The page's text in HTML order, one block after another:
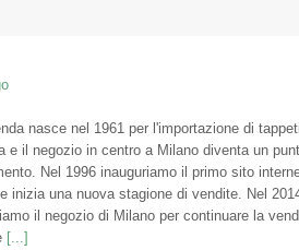
nasce nel 1961 per l'importazione di
e il negozio in centro a Milano diventa un
Nel 1996 inauguriamo il primo sito
e inizia una nuova stagione di vendite. Nel
il negozio di Milano per continuare la
[...]